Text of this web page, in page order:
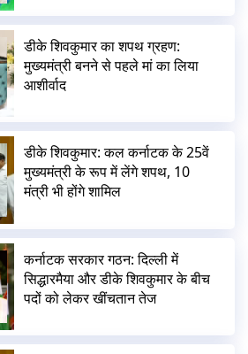
डीके शिवकुमार का शपथ ग्रहण:
मुख्यमंत्री बनने से पहले मां का लिया
आशीर्वाद
डीके शिवकुमार: कल कर्नाटक के 25वें
मुख्यमंत्री के रूप में लेंगे शपथ, 10
मंत्री भी होंगे शामिल
कर्नाटक सरकार गठन: दिल्ली में
सिद्धारमैया और डीके शिवकुमार के बीच
पदों को लेकर खींचतान तेज